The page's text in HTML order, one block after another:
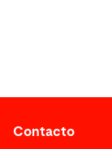
Contacto